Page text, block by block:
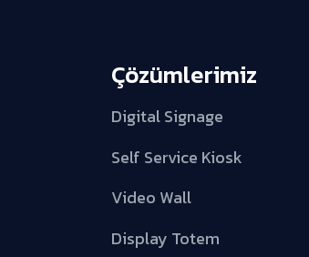
Çözümlerimiz
Digital Signage
Self Service Kiosk
Video Wall
Display Totem